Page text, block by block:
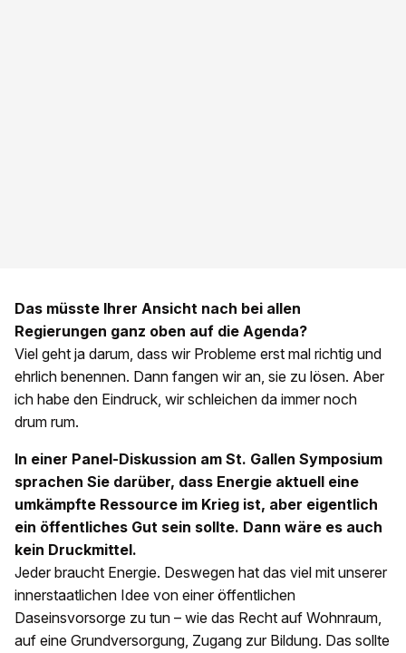
Das müsste Ihrer Ansicht nach bei allen
Regierungen ganz oben auf die Agenda?
Viel geht ja darum, dass wir Probleme erst mal richtig und
ehrlich benennen. Dann fangen wir an, sie zu lösen. Aber
ich habe den Eindruck, wir schleichen da immer noch
drum rum.
In einer Panel-Diskussion am St. Gallen Symposium
sprachen Sie darüber, dass Energie aktuell eine
umkämpfte Ressource im Krieg ist, aber eigentlich
ein öffentliches Gut sein sollte. Dann wäre es auch
kein Druckmittel.
Jeder braucht Energie. Deswegen hat das viel mit unserer
innerstaatlichen Idee von einer öffentlichen
Daseinsvorsorge zu tun – wie das Recht auf Wohnraum,
auf eine Grundversorgung, Zugang zur Bildung. Das sollte